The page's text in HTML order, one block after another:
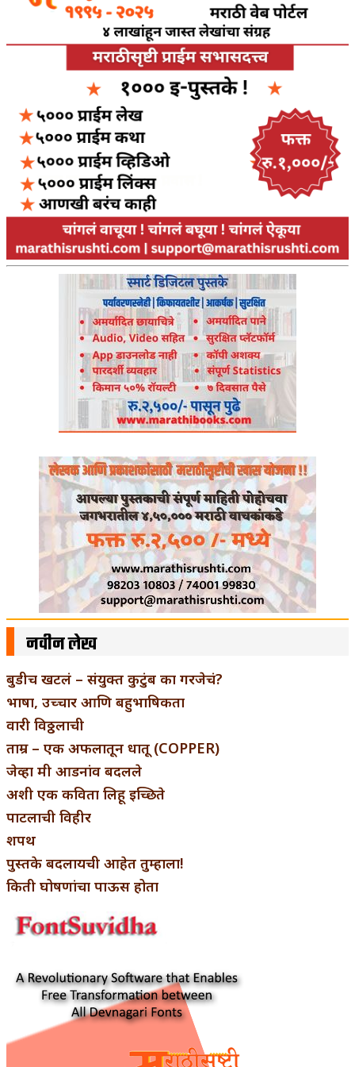
नवीन लेख
बुडीच खटलं – संयुक्त कुटुंब का गरजेचं?
भाषा, उच्चार आणि बहुभाषिकता
वारी विठ्ठलाची
ताम्र – एक अफलातून धातू (COPPER)
जेव्हा मी आडनांव बदलले
अशी एक कविता लिहू इच्छिते
पाटलाची विहीर
शपथ
पुस्तके बदलायची आहेत तुम्हाला!
किती घोषणांचा पाऊस होता